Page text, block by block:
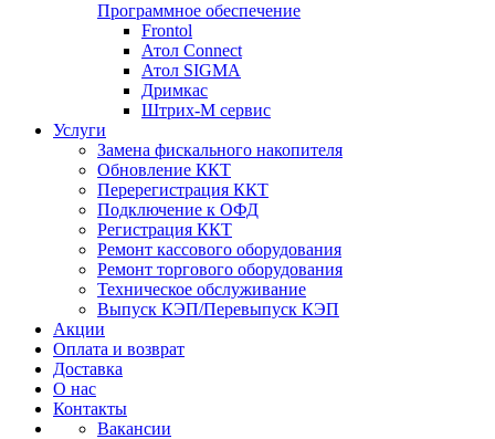
Программное обеспечение
Frontol
Атол Connect
Атол SIGMA
Дримкас
Штрих-М сервис
Услуги
Замена фискального накопителя
Обновление ККТ
Перерегистрация ККТ
Подключение к ОФД
Регистрация ККТ
Ремонт кассового оборудования
Ремонт торгового оборудования
Техническое обслуживание
Выпуск КЭП/Перевыпуск КЭП
Акции
Оплата и возврат
Доставка
О нас
Контакты
Вакансии